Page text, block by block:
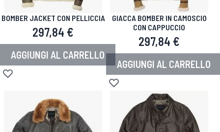
BOMBER JACKET CON PELLICCIA
297,84 €
AGGIUNGI AL CARRELLO
Aggiungi alla lista desideri
GIACCA BOMBER IN CAMOSCIO
CON CAPPUCCIO
297,84 €
AGGIUNGI AL CARRELLO
Aggiungi alla lista desideri